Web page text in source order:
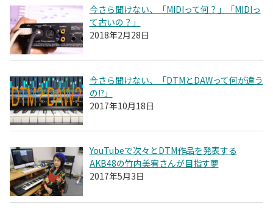
今さら聞けない、「MIDIって何？」「MIDIっ
て古いの？」
2018年2月28日
今さら聞けない、「DTMとDAWって何が違う
の!?」
2017年10月18日
YouTubeで次々とDTM作品を発表する
AKB48の竹内美宥さんが目指す夢
2017年5月3日